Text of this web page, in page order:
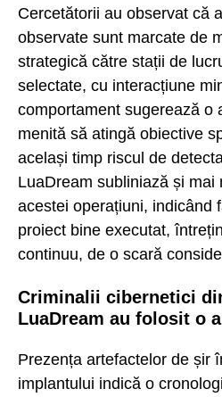
Cercetătorii au observat că
observate sunt marcate de
strategică către stații de
selectate, cu interacțiune
comportament sugerează o
menită să atingă obiective
același timp riscul de
LuaDream subliniază și mai
acestei operațiuni, indicând
proiect bine executat,
continuu, de o scară
Criminalii cibernetici
LuaDream au folosit o
Prezența artefactelor de șir
implantului indică o